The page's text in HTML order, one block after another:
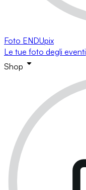
Foto ENDUpix
Le tue foto degli eventi
Shop